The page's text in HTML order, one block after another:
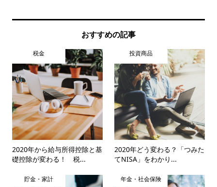
おすすめの記事
税金
2020年から給与所得控除と基
礎控除が変わる！ 税...
投資商品
2020年どう変わる？「つみた
てNISA」をわかり...
貯金・家計 年金・社会保険